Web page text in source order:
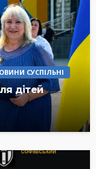
СУСПІЛЬНІ
дітей